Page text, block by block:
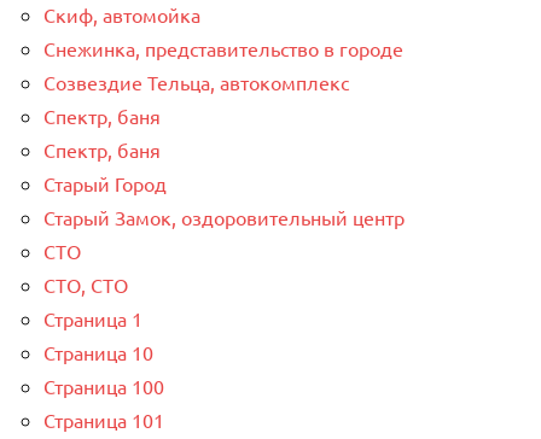
Скиф, автомойка
Снежинка, представительство в городе
Созвездие Тельца, автокомплекс
Спектр, баня
Спектр, баня
Старый Город
Старый Замок, оздоровительный центр
СТО
СТО, СТО
Страница 1
Страница 10
Страница 100
Страница 101